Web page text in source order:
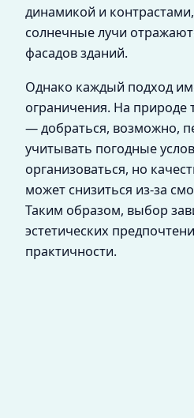
динамикой и
солнечные лучи
фасадов зданий.
Однако каждый подход
ограничения. На природе
— добраться, возможно,
учитывать погодные
организоваться, но
может снизиться из-за
Таким образом, выбор
эстетических
практичности.